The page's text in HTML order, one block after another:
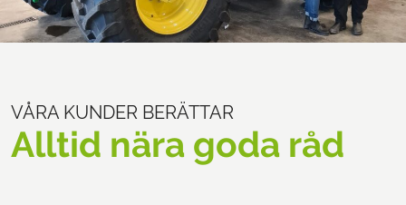
VÅRA KUNDER BERÄTTAR
Alltid nära goda råd